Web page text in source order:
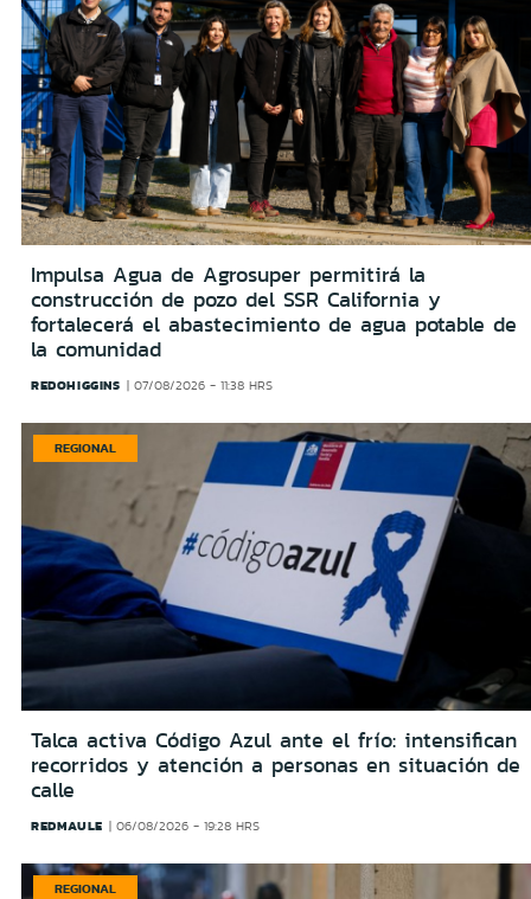
Impulsa Agua de Agrosuper permitirá la
construcción de pozo del SSR California y
fortalecerá el abastecimiento de agua potable de
la comunidad
REDOHIGGINS 07/08/2026 - 11:38 HRS
REGIONAL
Talca activa Código Azul ante el frío: intensifican
recorridos y atención a personas en situación de
calle
REDMAULE 06/08/2026 - 19:28 HRS
REGIONAL